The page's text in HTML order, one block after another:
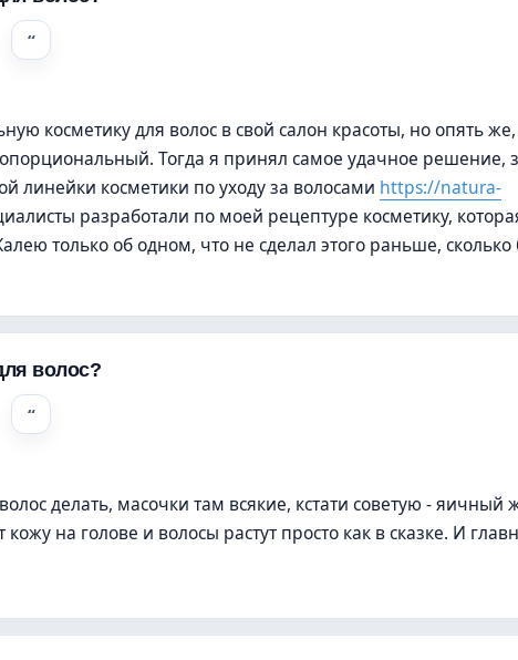
косметику для волос в свой салон красоты, но опять
Тогда я принял самое удачное решение,
линейки косметики по уходу за волосами https://natura-
разработали по моей рецептуре косметику,
только об одном, что не сделал этого раньше, сколько
волос?
делать, масочки там всякие, кстати советую - яичный
на голове и волосы растут просто как в сказке. И